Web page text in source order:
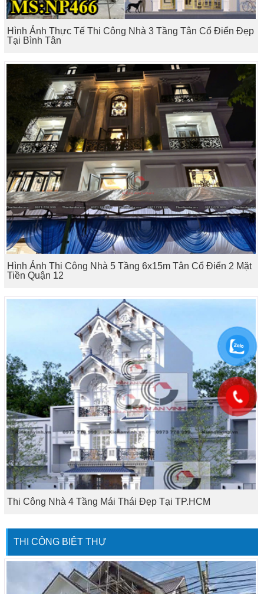
Hình Ảnh Thực Tế Thi Công Nhà 3 Tầng Tân Cổ Điển Đẹp
Tại Bình Tân
Hình Ảnh Thi Công Nhà 5 Tầng 6x15m Tân Cổ Điển 2 Mặt
Tiền Quận 12
Thi Công Nhà 4 Tầng Mái Thái Đẹp Tại TP.HCM
THI CÔNG BIỆT THỰ